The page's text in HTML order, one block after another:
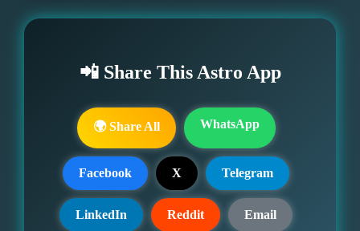
📲 Share This Astro App
🌍 Share All WhatsApp
Facebook X Telegram
LinkedIn Reddit Email